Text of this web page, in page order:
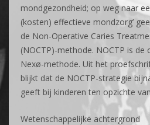
mondgezondheid; op weg naar
(kosten) effectieve mondzorg’
de Non-Operative Caries
(NOCTP)-methode. NOCTP is de
Nexø-methode. Uit het
blijkt dat de NOCTP-strategie
geeft bij kinderen ten opzichte
Wetenschappelijke achtergrond